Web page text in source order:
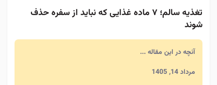
تغذیه سالم؛ ۷ ماده غذایی که نباید از سفره حذف
شوند
آنچه در این مقاله ...
مرداد 14, 1405